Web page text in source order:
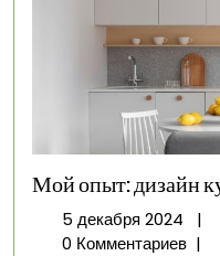
Мой опыт: дизайн
5 декабря 20245
|
0 Комментариев |